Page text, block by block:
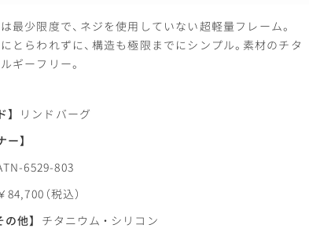
最少限度で、ネジを使用していない超軽量フレーム。
とらわれずに、構造も極限までにシンプル。素材のチタ
ギーフリー。
リンドバーグ
】
6529-803
84,700（税込）
の他】 チタニウム ・ シリコン